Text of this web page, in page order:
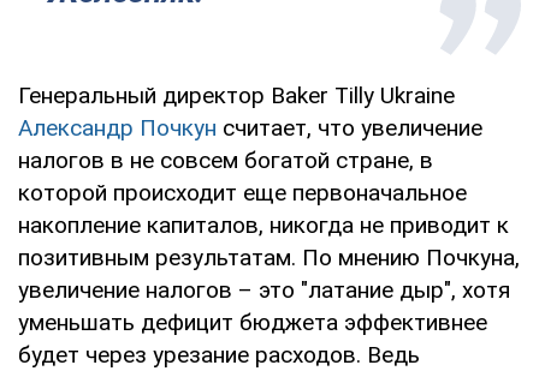
Генеральный директор Baker Tilly Ukraine
Александр Почкун считает, что увеличение
налогов в не совсем богатой стране, в
которой происходит еще первоначальное
накопление капиталов, никогда не приводит к
позитивным результатам. По мнению Почкуна,
увеличение налогов – это "латание дыр", хотя
уменьшать дефицит бюджета эффективнее
будет через урезание расходов. Ведь